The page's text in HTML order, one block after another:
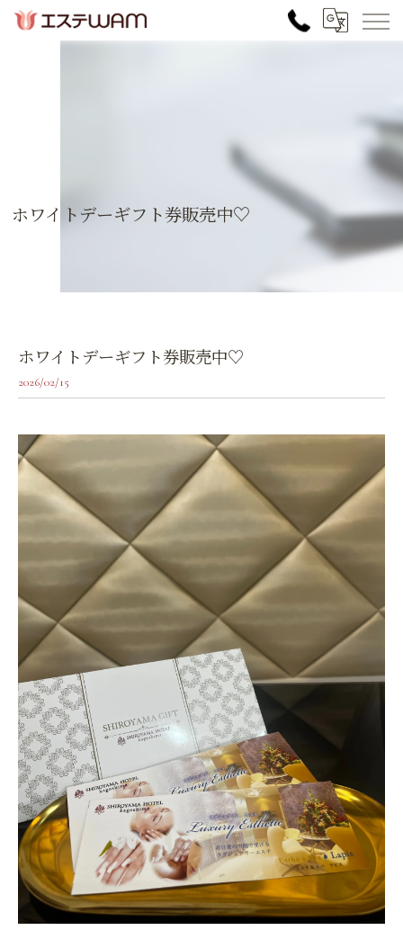
ホワイトデーギフト券販売中♡
ホワイトデーギフト券販売中♡
2026/02/15